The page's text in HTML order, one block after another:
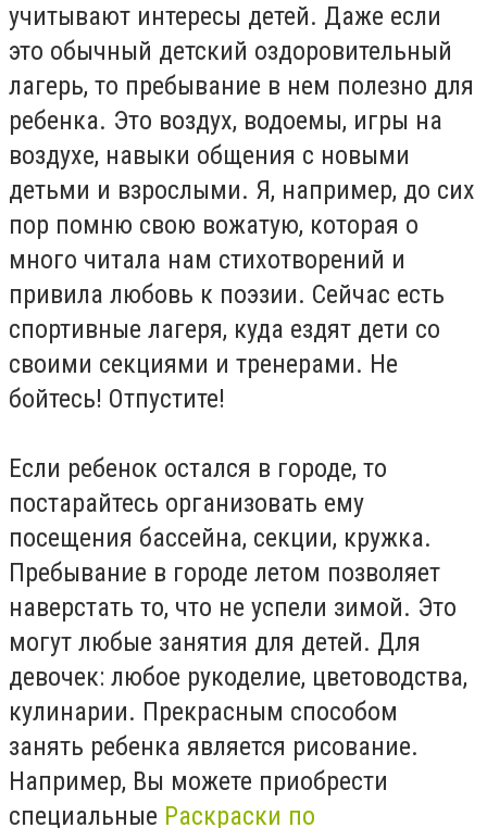
учитывают интересы детей. Даже если
это обычный детский оздоровительный
лагерь, то пребывание в нем полезно для
ребенка. Это воздух, водоемы, игры на
воздухе, навыки общения с новыми
детьми и взрослыми. Я, например, до сих
пор помню свою вожатую, которая о
много читала нам стихотворений и
привила любовь к поэзии. Сейчас есть
спортивные лагеря, куда ездят дети со
своими секциями и тренерами. Не
бойтесь! Отпустите!
Если ребенок остался в городе, то
постарайтесь организовать ему
посещения бассейна, секции, кружка.
Пребывание в городе летом позволяет
наверстать то, что не успели зимой. Это
могут любые занятия для детей. Для
девочек: любое рукоделие, цветоводства,
кулинарии. Прекрасным способом
занять ребенка является рисование.
Например, Вы можете приобрести
специальные Раскраски по